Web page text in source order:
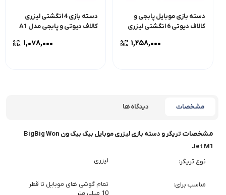
دسته بازی موبایل پابجی و
کالاف دیوتی 6 انگشتی لیزری
۱,۲۵۸,۰۰۰
دسته بازی 4 انگشتی لیزری
کالاف دیوتی و پابجی مدل A1
۱,۰۷۸,۰۰۰
مشخصات دیدگاه ها
مشخصات
تریگر و دسته بازی لیزری موبایل بیگ بیگ ون BigBig Won
Jet M1
نوع تریگر
لیزری
مناسب برای
تمام گوشی های موبایل تا قطر
10 میلی متر